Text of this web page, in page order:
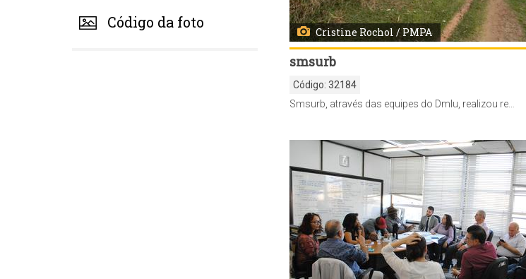
Código da foto
Cristine Rochol / PMPA
smsurb
Código: 32184
Smsurb, através das equipes do Dmlu, realizou retirada de lixo, capina e poda de árvores na Av. Bento Gonçalves.